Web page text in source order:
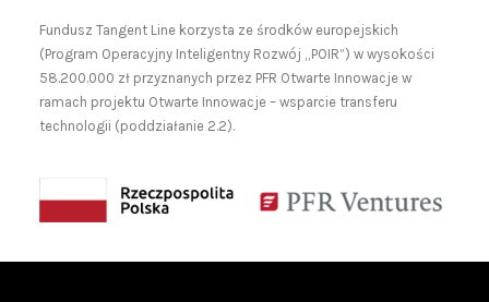
Fundusz Tangent Line korzysta ze środków europejskich
(Program Operacyjny Inteligentny Rozwój „POIR”) w wysokości
58.200.000 zł przyznanych przez PFR Otwarte Innowacje w
ramach projektu Otwarte Innowacje – wsparcie transferu
technologii (poddziałanie 2.2).